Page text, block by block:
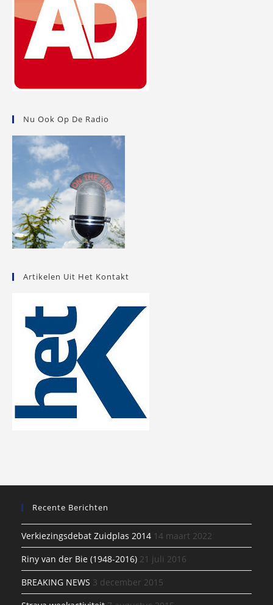
Nu Ook Op De Radio
Artikelen Uit Het Kontakt
Recente Berichten
Verkiezingsdebat Zuidplas 2014 14 maart 2022
Riny van der Bie (1948-2016) 21 juli 2016
BREAKING NEWS 3 december 2015